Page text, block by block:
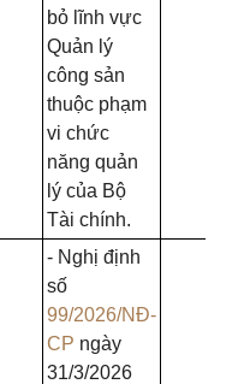
bỏ lĩnh vực
Quản lý
công sản
thuộc phạm
vi chức
năng quản
lý của Bộ
Tài chính.
- Nghị định
số
99/2026/NĐ-
CP ngày
31/3/2026